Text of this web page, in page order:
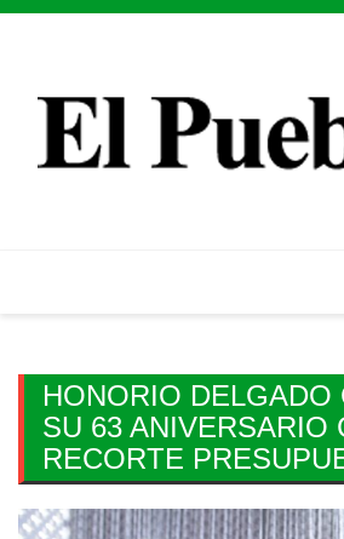
Skip
HONORIO DELGADO
SU 63 ANIVERSARIO
RECORTE